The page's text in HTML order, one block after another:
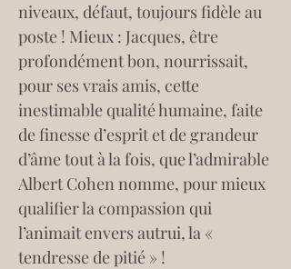
niveaux, défaut, toujours fidèle au
poste ! Mieux : Jacques, être
profondément bon, nourrissait,
pour ses vrais amis, cette
inestimable qualité humaine, faite
de finesse d’esprit et de grandeur
d’âme tout à la fois, que l’admirable
Albert Cohen nomme, pour mieux
qualifier la compassion qui
l’animait envers autrui, la «
tendresse de pitié » !